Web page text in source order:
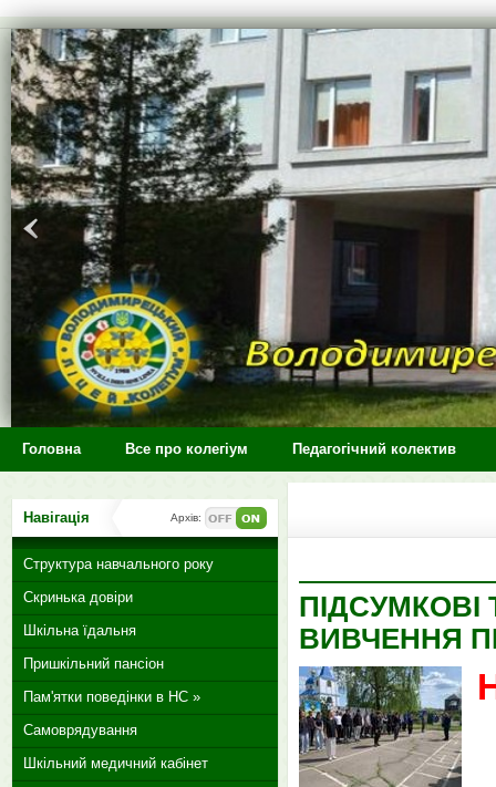
>
Головна Все про колегіум Педагогічний колектив
ПІДСУМКОВІ
ВИВЧЕННЯ
Навігація Архів:
Структура навчального року
Скринька довіри
Шкільна їдальня
Пришкільний пансіон
Пам'ятки поведінки в НС »
Самоврядування
Шкільний медичний кабінет